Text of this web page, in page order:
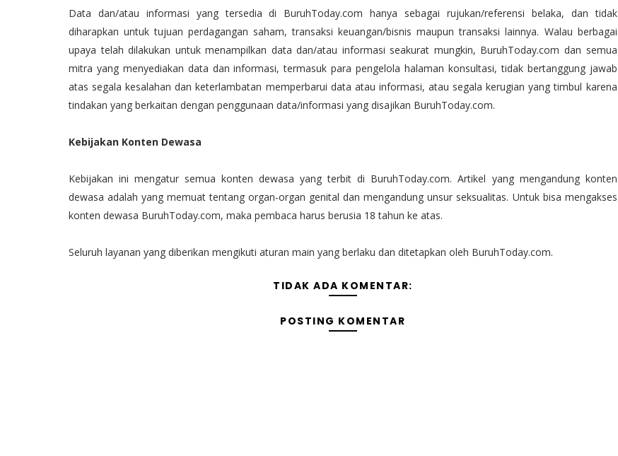
Data dan/atau informasi yang tersedia di BuruhToday.com hanya sebagai rujukan/referensi belaka, dan tidak
diharapkan untuk tujuan perdagangan saham, transaksi keuangan/bisnis maupun transaksi lainnya. Walau berbagai
upaya telah dilakukan untuk menampilkan data dan/atau informasi seakurat mungkin, BuruhToday.com dan semua
mitra yang menyediakan data dan informasi, termasuk para pengelola halaman konsultasi, tidak bertanggung jawab
atas segala kesalahan dan keterlambatan memperbarui data atau informasi, atau segala kerugian yang timbul karena
tindakan yang berkaitan dengan penggunaan data/informasi yang disajikan BuruhToday.com.
Kebijakan Konten Dewasa
Kebijakan ini mengatur semua konten dewasa yang terbit di BuruhToday.com. Artikel yang mengandung konten
dewasa adalah yang memuat tentang organ-organ genital dan mengandung unsur seksualitas. Untuk bisa mengakses
konten dewasa BuruhToday.com, maka pembaca harus berusia 18 tahun ke atas.
Seluruh layanan yang diberikan mengikuti aturan main yang berlaku dan ditetapkan oleh BuruhToday.com.
TIDAK ADA KOMENTAR:
POSTING KOMENTAR